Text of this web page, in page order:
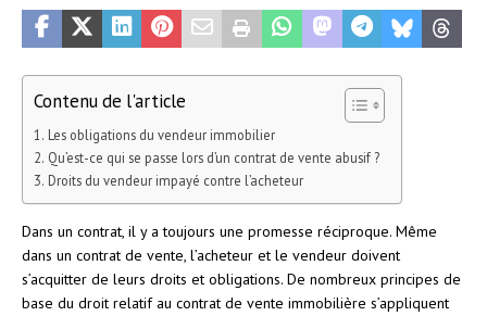
Contenu de l'article
Les obligations du vendeur immobilier
Qu’est-ce qui se passe lors d’un contrat de vente abusif ?
Droits du vendeur impayé contre l’acheteur
Dans un contrat, il y a toujours une promesse réciproque. Même
dans un contrat de vente, l’acheteur et le vendeur doivent
s’acquitter de leurs droits et obligations. De nombreux principes de
base du droit relatif au contrat de vente immobilière s’appliquent